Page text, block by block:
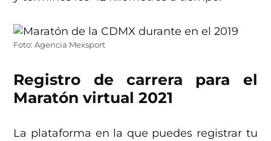
Foto: Agencia Mexsport
Registro de carrera para el
Maratón virtual 2021
La plataforma en la que puedes registrar tu